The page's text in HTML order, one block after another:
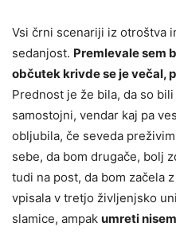
Vsi črni scenariji iz otroštva
sedanjost. Premlevale sem
občutek krivde se je večal,
Prednost je že bila, da so
samostojni, vendar kaj pa
obljubila, če seveda
sebe, da bom drugače, bolj
tudi na post, da bom začela
vpisala v tretjo življenjsko
slamice, ampak umreti